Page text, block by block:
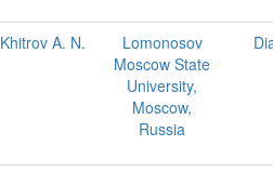
Khitrov A. N.
Lomonosov
Moscow State
University,
Moscow,
Russia